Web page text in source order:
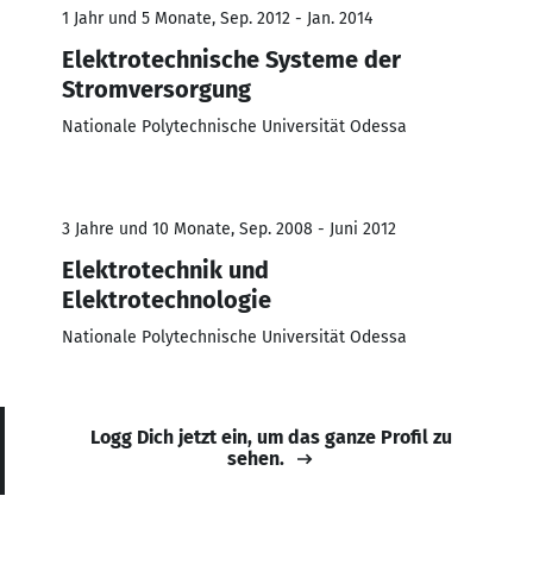
1 Jahr und 5 Monate, Sep. 2012 - Jan. 2014
Elektrotechnische Systeme der
Stromversorgung
Nationale Polytechnische Universität Odessa
3 Jahre und 10 Monate, Sep. 2008 - Juni 2012
Elektrotechnik und
Elektrotechnologie
Nationale Polytechnische Universität Odessa
Logg Dich jetzt ein, um das ganze Profil zu
sehen.